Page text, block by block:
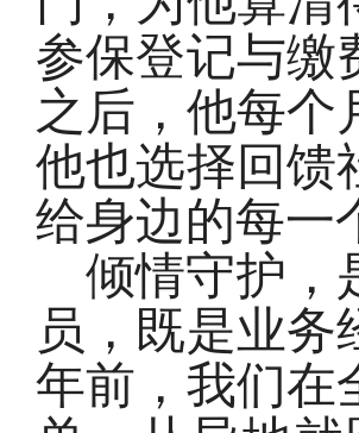
参保登记与缴
之后，他每个
他也选择回馈
给身边的每一
倾情守护，
员，既是业
年前，我们在